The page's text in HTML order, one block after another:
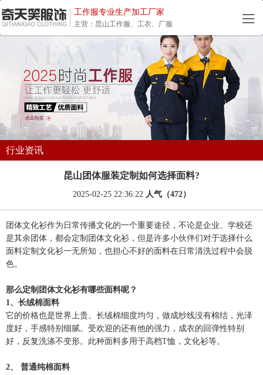
工作服专业生产加工厂家
主营：昆山工作服、工衣、厂服
行业资讯
昆山团体服装定制如何选择面料?
2025-02-25 22:36:22 人气（472）
团体文化衫作为日常传播文化的一个重要途径，不论是企业、学校还
是其余团体，都会定制团体文化衫，但是许多小伙伴们对于选择什么
面料定制文化衫一无所知，也担心不好的面料在日常清洗过程中会脱
色。
那么定制团体文化衫有哪些面料呢？
1、长绒棉面料
它的价格也是世界上贵。长绒棉细度均匀，做成纱线没有棉结，光泽
度好，手感特别细腻。受欢迎的还有他的强力，成衣的回弹性特别
好，反复洗涤不变形。此种面料多用于高档T恤，文化衫等。
2、 普通纯棉面料